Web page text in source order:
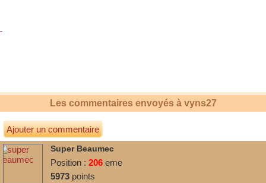
Les commentaires envoyés à vyns27
Ajouter un commentaire
Super Beaumec
Position : 206 eme
5973 points